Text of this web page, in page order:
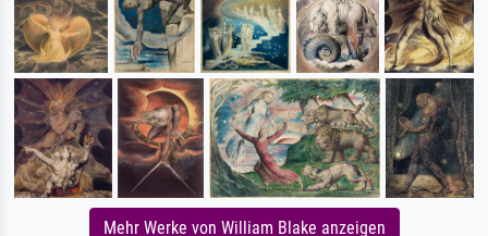
Mehr Werke von William Blake anzeigen